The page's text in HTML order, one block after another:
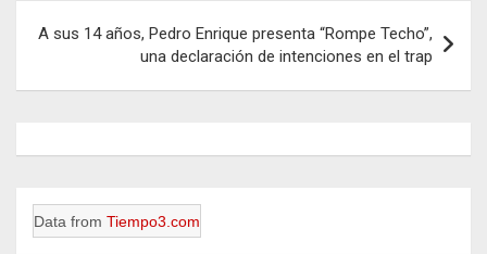
A sus 14 años, Pedro Enrique presenta “Rompe Techo”,
una declaración de intenciones en el trap
Data from Tiempo3.com